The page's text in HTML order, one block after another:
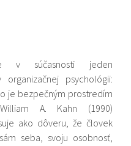
súčasnosti jeden
psychológii:
je bezpečným prostredím
A. Kahn (1990)
ako dôveru, že človek
seba, svoju osobnosť,